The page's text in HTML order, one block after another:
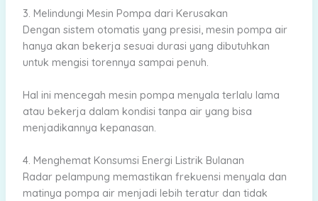
3. Melindungi Mesin Pompa dari Kerusakan
Dengan sistem otomatis yang presisi, mesin pompa air
hanya akan bekerja sesuai durasi yang dibutuhkan
untuk mengisi torennya sampai penuh.
Hal ini mencegah mesin pompa menyala terlalu lama
atau bekerja dalam kondisi tanpa air yang bisa
menjadikannya kepanasan.
4. Menghemat Konsumsi Energi Listrik Bulanan
Radar pelampung memastikan frekuensi menyala dan
matinya pompa air menjadi lebih teratur dan tidak